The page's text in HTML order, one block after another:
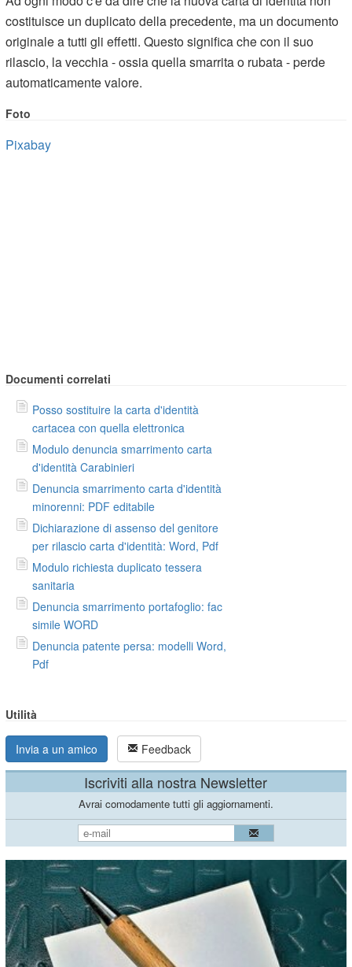
costituisce un duplicato della precedente, ma un documento
originale a tutti gli effetti. Questo significa che con il suo
rilascio, la vecchia - ossia quella smarrita o rubata - perde
automaticamente valore.
Foto
Pixabay
Documenti correlati
Posso sostituire la carta d'identità
cartacea con quella elettronica
Modulo denuncia smarrimento carta
d'identità Carabinieri
Denuncia smarrimento carta d'identità
minorenni: PDF editabile
Dichiarazione di assenso del genitore
per rilascio carta d'identità: Word, Pdf
Modulo richiesta duplicato tessera
sanitaria
Denuncia smarrimento portafoglio: fac
simile WORD
Denuncia patente persa: modelli Word,
Pdf
Utilità
Invia a un amico Feedback
Iscriviti alla nostra Newsletter
Avrai comodamente tutti gli aggiornamenti.